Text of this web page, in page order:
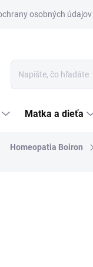
osobných údajov
Matka a dieťa
Homeopatia Boiron